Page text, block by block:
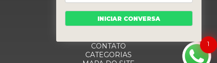
HOME
QUEM SOMOS
CONTATO
CATEGORIAS
1
INICIAR CONVERSA